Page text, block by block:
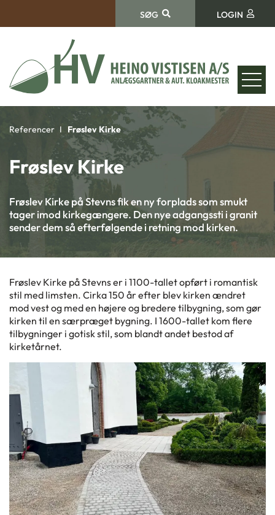
SØG LOGIN
Referencer Frøslev Kirke
Frøslev Kirke
Frøslev Kirke på Stevns fik en ny forplads som smukt
tager imod kirkegængere. Den nye adgangssti i granit
sender dem så efterfølgende i retning mod kirken.
Frøslev Kirke på Stevns er i 1100-tallet opført i romantisk
stil med limsten. Cirka 150 år efter blev kirken ændret
mod vest og med en højere og bredere tilbygning, som gør
kirken til en særpræget bygning. I 1600-tallet kom flere
tilbygninger i gotisk stil, som blandt andet bestod af
kirketårnet.